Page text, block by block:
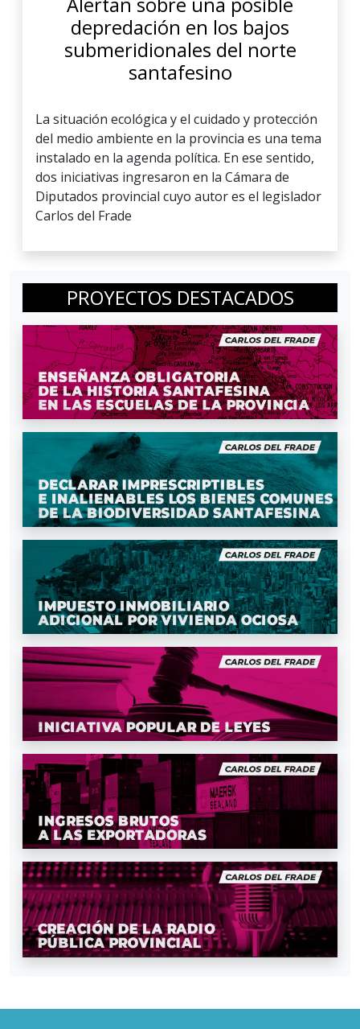
depredación en los bajos
submeridionales del norte
santafesino
La situación ecológica y el cuidado y protección
del medio ambiente en la provincia es una tema
instalado en la agenda política. En ese sentido,
dos iniciativas ingresaron en la Cámara de
Diputados provincial cuyo autor es el legislador
Carlos del Frade
PROYECTOS DESTACADOS